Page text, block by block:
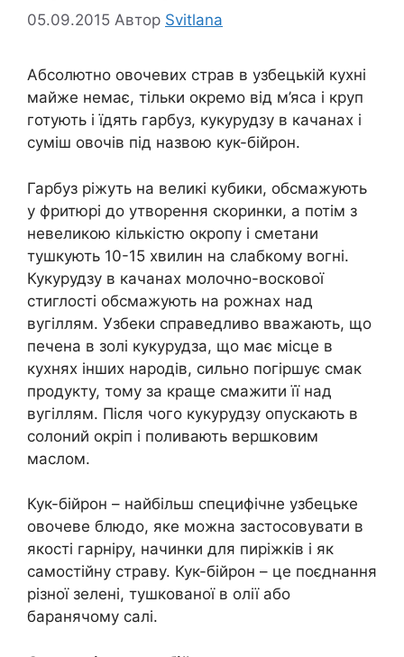
05.09.2015 Автор Svitlana
Абсолютно овочевих страв в узбецькій кухні
майже немає, тільки окремо від м’яса і круп
готують і їдять гарбуз, кукурудзу в качанах і
суміш овочів під назвою кук-бійрон.
Гарбуз ріжуть на великі кубики, обсмажують
у фритюрі до утворення скоринки, а потім з
невеликою кількістю окропу і сметани
тушкують 10-15 хвилин на слабкому вогні.
Кукурудзу в качанах молочно-воскової
стиглості обсмажують на рожнах над
вугіллям. Узбеки справедливо вважають, що
печена в золі кукурудза, що має місце в
кухнях інших народів, сильно погіршує смак
продукту, тому за краще смажити її над
вугіллям. Після чого кукурудзу опускають в
солоний окріп і поливають вершковим
маслом.
Кук-бійрон – найбільш специфічне узбецьке
овочеве блюдо, яке можна застосовувати в
якості гарніру, начинки для пиріжків і як
самостійну страву. Кук-бійрон – це поєднання
різної зелені, тушкованої в олії або
баранячому салі.